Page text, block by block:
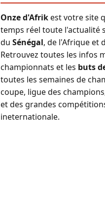
Onze d'Afrikest votre site
temps réel toute l'actualité
du Sénégal, de l'Afrique et
Retrouvez toutes les infos
championnats et les buts
toutes les semaines de
coupe, ligue des
et des grandes
ineternationale.